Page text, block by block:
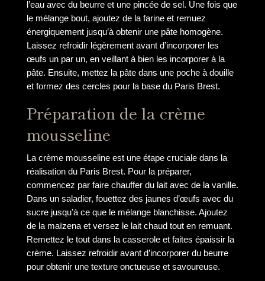
l’eau avec du beurre et une pincée de sel. Une fois que
le mélange bout, ajoutez de la farine et remuez
énergiquement jusqu’à obtenir une pâte homogène.
Laissez refroidir légèrement avant d’incorporer les
œufs un par un, en veillant à bien les incorporer à la
pâte. Ensuite, mettez la pâte dans une poche à douille
et formez des cercles pour la base du Paris Brest.
Préparation de la crème
mousseline
La crème mousseline est une étape cruciale dans la
réalisation du Paris Brest. Pour la préparer,
commencez par faire chauffer du lait avec de la vanille.
Dans un saladier, fouettez des jaunes d’œufs avec du
sucre jusqu’à ce que le mélange blanchisse. Ajoutez
de la maïzena et versez le lait chaud tout en remuant.
Remettez le tout dans la casserole et faites épaissir la
crème. Laissez refroidir avant d’incorporer du beurre
pour obtenir une texture onctueuse et savoureuse.